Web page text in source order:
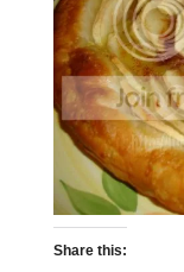
Share this: